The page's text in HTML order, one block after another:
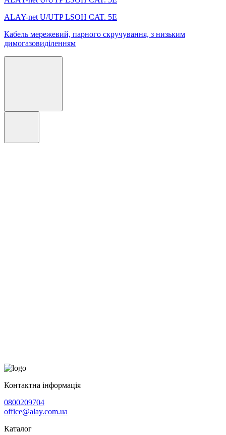
ALAY-net U/UTP LSОH CAT. 5E
Кабель мережевий, парного скручування, з низьким
димогазовиділенням
Контактна інформація
0800209704
office@alay.com.ua
Каталог